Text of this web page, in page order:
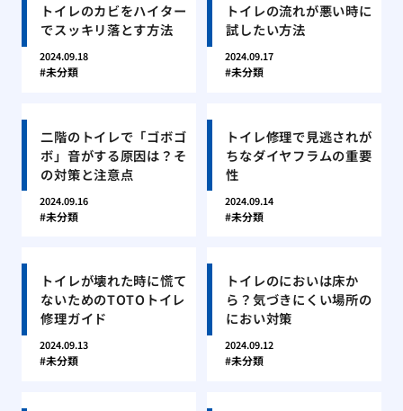
トイレのカビをハイター
でスッキリ落とす方法
2024.09.18
未分類
トイレの流れが悪い時に
試したい方法
2024.09.17
未分類
二階のトイレで「ゴボゴ
ボ」音がする原因は？そ
の対策と注意点
2024.09.16
未分類
トイレ修理で見逃されが
ちなダイヤフラムの重要
性
2024.09.14
未分類
トイレが壊れた時に慌て
ないためのTOTOトイレ
修理ガイド
2024.09.13
未分類
トイレのにおいは床か
ら？気づきにくい場所の
におい対策
2024.09.12
未分類